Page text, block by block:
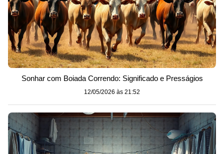
Sonhar com Boiada Correndo: Significado e Presságios
12/05/2026 às 21:52